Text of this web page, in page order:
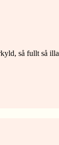
så fullt så